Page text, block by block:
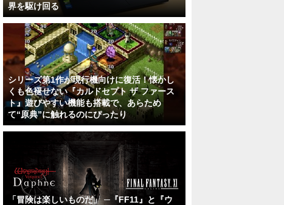
界を駆け回る
シリーズ第1作が現行機向けに復活！懐かし
くも色褪せない『カルドセプト ザ ファース
ト』遊びやすい機能も搭載で、あらため
て“原典”に触れるのにぴったり
「冒険は楽しいものだ」 ─『FF11』と『ウ